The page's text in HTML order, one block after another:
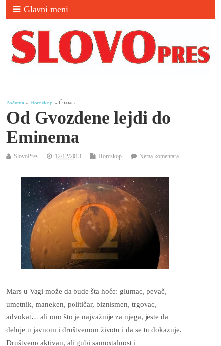
Glavni meni
Početna »Horoskop » Čitate »
Od Gvozdene lejdi do
Eminema
SlovoPres 12/12/2013 Horoskop Nema komentara
Mars u Vagi može da bude šta hoće: glumac, pevač,
umetnik, maneken, političar, biznismen, trgovac,
advokat… ali ono što je najvažnije za njega, jeste da
deluje u javnom i društvenom životu i da se tu dokazuje.
Društveno aktivan, ali gubi samostalnost i